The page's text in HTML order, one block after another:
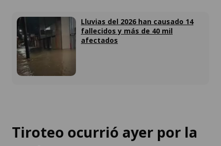
Lluvias del 2026 han causado 14
fallecidos y más de 40 mil
afectados
Tiroteo ocurrió ayer por la